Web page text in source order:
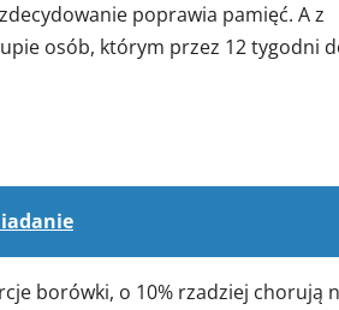
poprawia pamięć. A z
osób, którym przez 12 tygodni
borówki, o 10% rzadziej chorują